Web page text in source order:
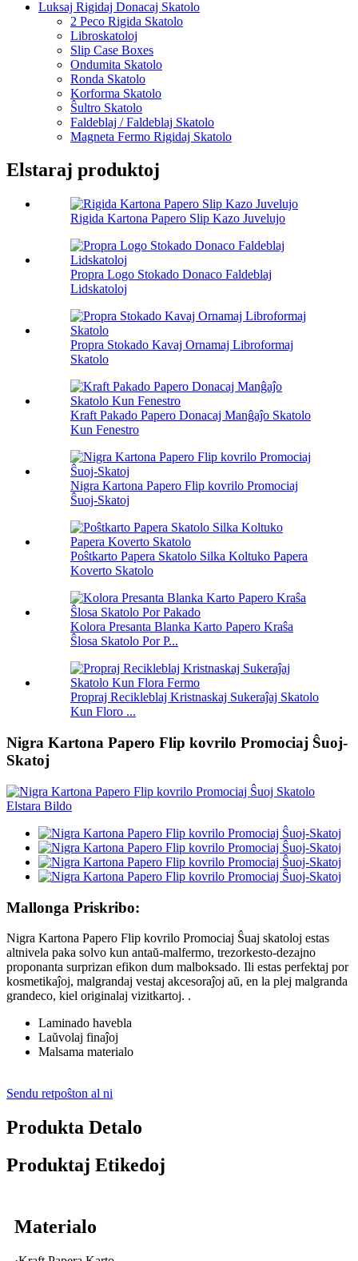
Luksaj Rigidaj Donacaj Skatolo
2 Peco Rigida Skatolo
Libroskatoloj
Slip Case Boxes
Ondumita Skatolo
Ronda Skatolo
Korforma Skatolo
Ŝultro Skatolo
Faldeblaj / Faldeblaj Skatolo
Magneta Fermo Rigidaj Skatolo
Elstaraj produktoj
Rigida Kartona Papero Slip Kazo Juvelujo
Propra Logo Stokado Donaco Faldeblaj
Lidskatoloj
Propra Stokado Kavaj Ornamaj Libroformaj
Skatolo
Kraft Pakado Papero Donacaj Manĝaĵo Skatolo
Kun Fenestro
Nigra Kartona Papero Flip kovrilo Promociaj
Ŝuoj-Skatoj
Poŝtkarto Papera Skatolo Silka Koltuko Papera
Koverto Skatolo
Kolora Presanta Blanka Karto Papero Kraŝa
Ŝlosa Skatolo Por P...
Propraj Recikleblaj Kristnaskaj Sukeraĵaj Skatolo
Kun Floro ...
Nigra Kartona Papero Flip kovrilo Promociaj Ŝuoj-
Skatoj
Mallonga Priskribo:
Nigra Kartona Papero Flip kovrilo Promociaj Ŝuaj skatoloj estas
altnivela paka solvo kun antaŭ-malfermo, trezorkesto-dezajno
proponanta surprizan efikon dum malboksado. Ili estas perfektaj por
kosmetikaĵoj, malgrandaj vestaj akcesoraĵoj aŭ, en la plej malgranda
grandeco, kiel originalaj vizitkartoj. .
Laminado havebla
Laŭvolaj finaĵoj
Malsama materialo
Sendu retpoŝton al ni
Produkta Detalo
Produktaj Etikedoj
Materialo